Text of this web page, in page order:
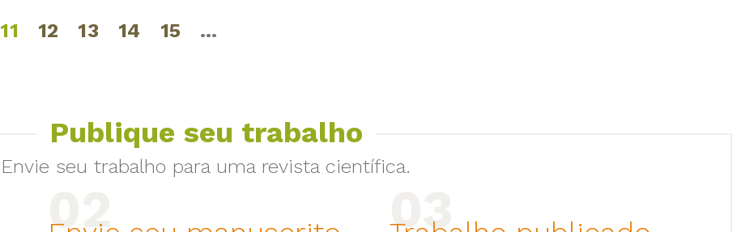
11 12 13 14 15 …
Publique seu trabalho
Envie seu trabalho para uma revista científica.